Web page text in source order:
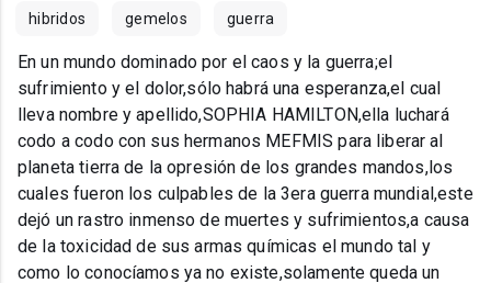
hibridos gemelos guerra
En un mundo dominado por el caos y la guerra;el
sufrimiento y el dolor,sólo habrá una esperanza,el cual
lleva nombre y apellido,SOPHIA HAMILTON,ella luchará
codo a codo con sus hermanos MEFMIS para liberar al
planeta tierra de la opresión de los grandes mandos,los
cuales fueron los culpables de la 3era guerra mundial,este
dejó un rastro inmenso de muertes y sufrimientos,a causa
de la toxicidad de sus armas químicas el mundo tal y
como lo conocíamos ya no existe,solamente queda un